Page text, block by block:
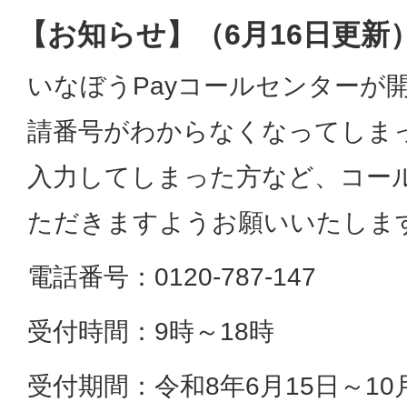
【お知らせ】（6月16日更新
いなぼうPayコールセンターが
請番号がわからなくなってしま
入力してしまった方など、コー
ただきますようお願いいたしま
電話番号：0120-787-147
受付時間：9時～18時
受付期間：令和8年6月15日～10